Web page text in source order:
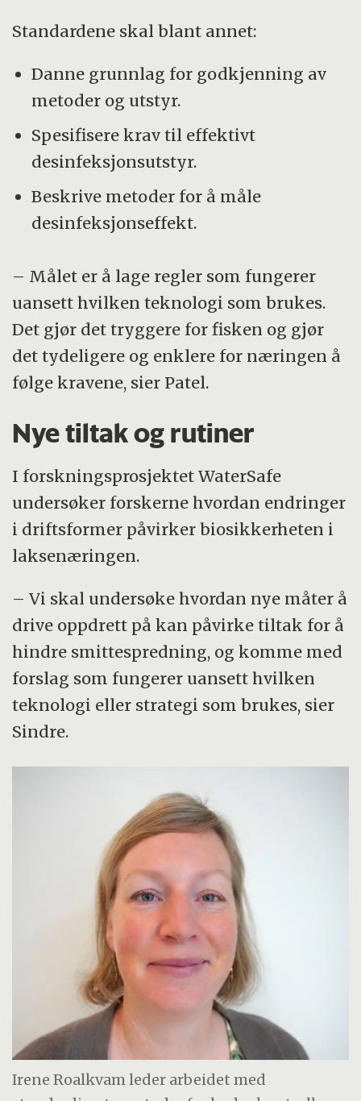
Standardene skal blant annet:
Danne grunnlag for godkjenning av
metoder og utstyr.
Spesifisere krav til effektivt
desinfeksjonsutstyr.
Beskrive metoder for å måle
desinfeksjonseffekt.
– Målet er å lage regler som fungerer
uansett hvilken teknologi som brukes.
Det gjør det tryggere for fisken og gjør
det tydeligere og enklere for næringen å
følge kravene, sier Patel.
Nye tiltak og rutiner
I forskningsprosjektet WaterSafe
undersøker forskerne hvordan endringer
i driftsformer påvirker biosikkerheten i
laksenæringen.
– Vi skal undersøke hvordan nye måter å
drive oppdrett på kan påvirke tiltak for å
hindre smittespredning, og komme med
forslag som fungerer uansett hvilken
teknologi eller strategi som brukes, sier
Sindre.
Irene Roalkvam leder arbeidet med